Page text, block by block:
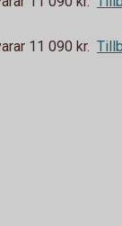
11 090 kr.